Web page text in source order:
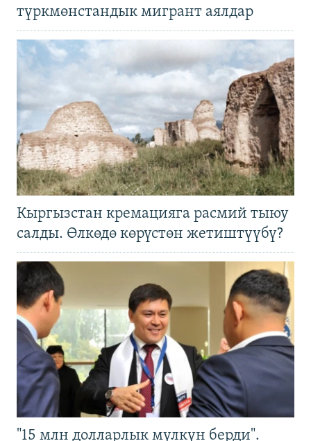
түркмөнстандык мигрант аялдар
Кыргызстан кремацияга расмий тыюу
салды. Өлкөдө көрүстөн жетиштүүбү?
"15 млн долларлык мүлкүн берди".